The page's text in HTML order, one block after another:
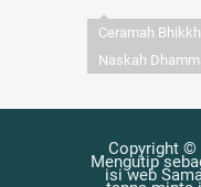
Ceramah
Naskah
Copyright ©
Mengutip
isi web